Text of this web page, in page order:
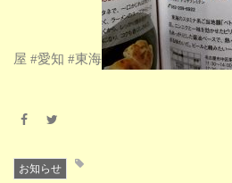
屋 #愛知 #東海
お知らせ